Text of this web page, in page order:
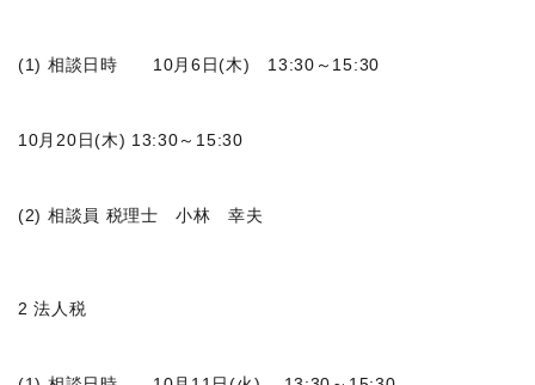
(1) 相談日時 10月6日(木) 13:30～15:30
10月20日(木) 13:30～15:30
(2) 相談員 税理士 小林 幸夫
2 法人税